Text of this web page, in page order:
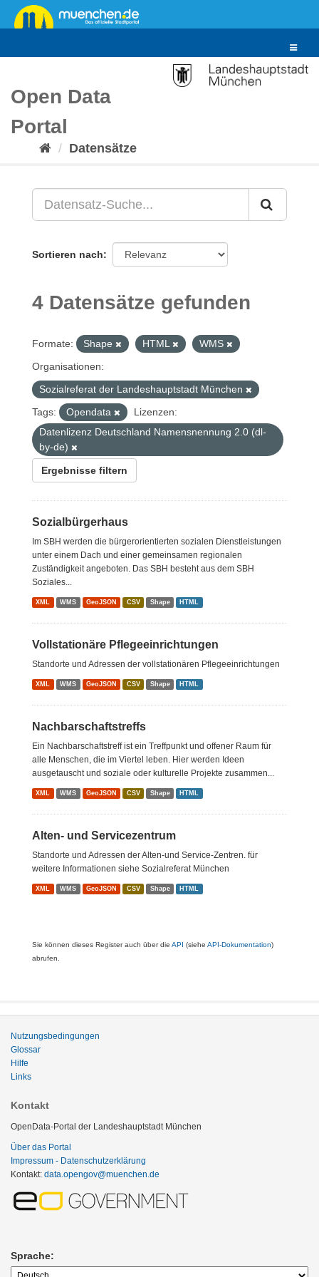
Überspringen
zum
Toggle
Open Data
Portal
Datensätze
Sortieren nach
4 Datensätze gefunden
Formate: Shape HTML
WMS
Organisationen:
Sozialreferat der Landeshauptstadt München
Tags:
Opendata
Lizenzen:
Datenlizenz Deutschland Namensnennung 2.0 (dl-
by-de)
Ergebnisse filtern
Sozialbürgerhaus
Im SBH werden die bürgerorientierten sozialen Dienstleistungen
unter einem Dach und einer gemeinsamen regionalen
Zuständigkeit angeboten. Das SBH besteht aus dem SBH
Soziales...
XML WMS GeoJSON CSV Shape HTML
Vollstationäre Pflegeeinrichtungen
Standorte und Adressen der vollstationären Pflegeeinrichtungen
XML WMS GeoJSON CSV Shape HTML
Nachbarschaftstreffs
Ein Nachbarschaftstreff ist ein Treffpunkt und offener Raum für
alle Menschen, die im Viertel leben. Hier werden Ideen
ausgetauscht und soziale oder kulturelle Projekte zusammen...
XML WMS GeoJSON CSV Shape HTML
Alten- und Servicezentrum
Standorte und Adressen der Alten-und Service-Zentren. für
weitere Informationen siehe Sozialreferat München
XML WMS GeoJSON CSV Shape HTML
Sie können dieses Register auch über die API (siehe API-Dokumentation)
abrufen.
Nutzungsbedingungen
Glossar
Hilfe
Links
Kontakt
OpenData-Portal der Landeshauptstadt München
Über das Portal
Impressum - Datenschutzerklärung
Kontakt: data.opengov@muenchen.de
Sprache